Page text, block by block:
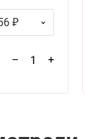
₽
– 1 +